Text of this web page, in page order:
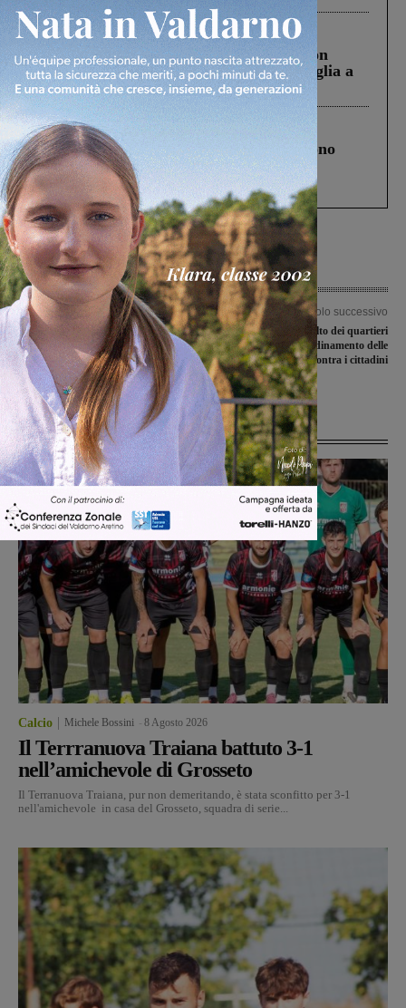
Cronaca 3 Agosto 2026
Scomparso da una struttura di Castiglion
Fiorentino l’uomo che aveva ucciso la figlia a
Levane nel 2020
Cronaca 4 Agosto 2026
Un anno fa la strage in A1 in cui morirono
Gianni, Giulia e Franco. Lo schianto, il
processo, lo stop ai sorpassi fra tir....
Articolo precedente
Amministrative, al voto l’11 giugno.
In Valdarno si rinnovano sindaci e
consigli comunali a Rignano e
Reggello
Articolo successivo
“Campagna di ascolto dei quartieri
della città”: il Coordinamento delle
Liste civiche incontra i cittadini
Ultime Notizie
Calcio Michele Bossini 8 Agosto 2026
Il Terrranuova Traiana battuto 3-1
nell’amichevole di Grosseto
Il Terranuova Traiana, pur non demeritando, è stata sconfitto per 3-1
nell'amichevole in casa del Grosseto, squadra di serie...